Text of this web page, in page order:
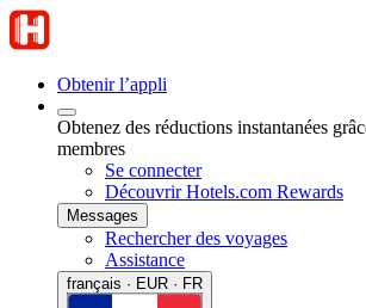
Obtenir l’appli
Obtenez des réductions instantanées
membres
Se connecter
Découvrir Hotels.com Rewards
Messages
Rechercher des voyages
Assistance
français · EUR · FR